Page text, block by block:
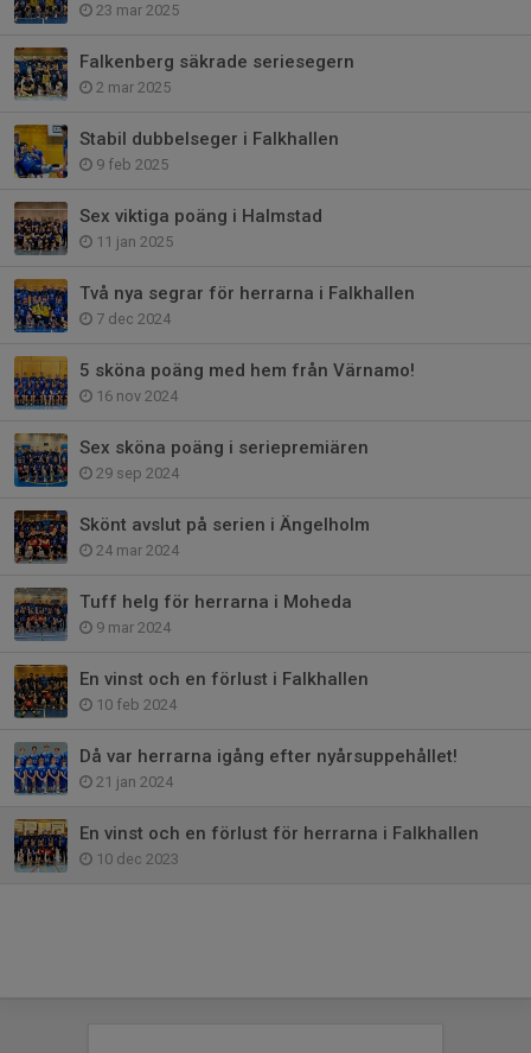
23 mar 2025
Falkenberg säkrade seriesegern
2 mar 2025
Stabil dubbelseger i Falkhallen
9 feb 2025
Sex viktiga poäng i Halmstad
11 jan 2025
Två nya segrar för herrarna i Falkhallen
7 dec 2024
5 sköna poäng med hem från Värnamo!
16 nov 2024
Sex sköna poäng i seriepremiären
29 sep 2024
Skönt avslut på serien i Ängelholm
24 mar 2024
Tuff helg för herrarna i Moheda
9 mar 2024
En vinst och en förlust i Falkhallen
10 feb 2024
Då var herrarna igång efter nyårsuppehållet!
21 jan 2024
En vinst och en förlust för herrarna i Falkhallen
10 dec 2023